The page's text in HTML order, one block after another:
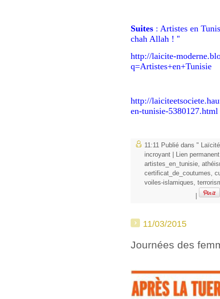
Suites : Artistes en
chah Allah ! ''
http://laicite-
q=Artistes+en+Tunisie
http://
en-tunisie-5380127.html
11:11 Publié dans "
incroyant
Lien permanent
artistes_en_tunisie,
certificat_de_coutumes,
voiles-islamiques,
11/03/2015
Journées des